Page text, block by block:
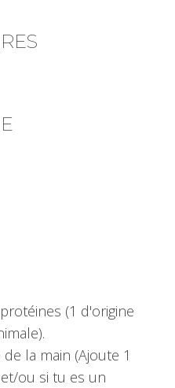
(1 d'origine
la main (Ajoute 1
ou si tu es un